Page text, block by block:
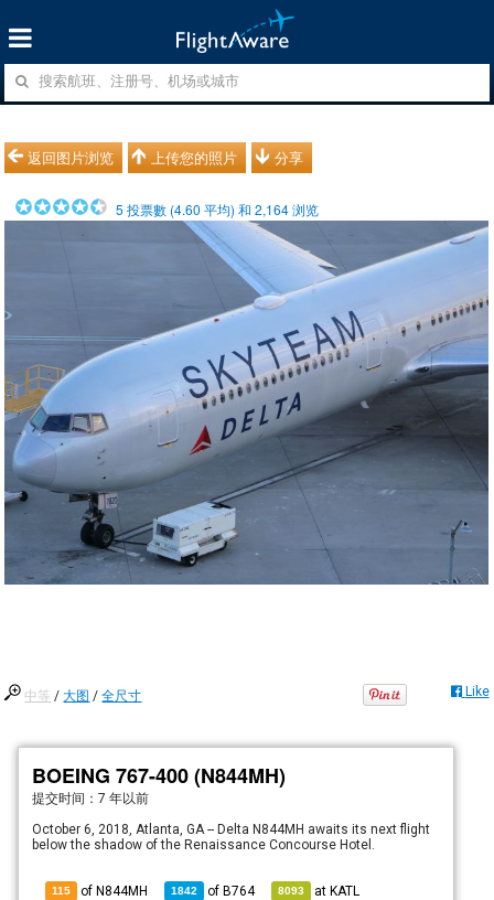
返回图片浏览 上传您的照片 分享
5 投票數 (4.60 平均) 和2,164浏览
中等 /大图 /全尺寸 Like
BOEING 767-400 (N844MH)
提交时间：7 年以前
October 6, 2018, Atlanta, GA -- Delta N844MH awaits its next flight
below the shadow of the Renaissance Concourse Hotel.
115 of N844MH 1842 ofB764 8093 atKATL